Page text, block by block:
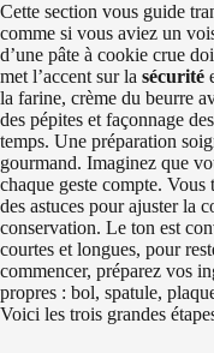
Cette section vous guide
comme si vous aviez un
d’une pâte à cookie crue
met l’accent sur la sécurité
la farine, crème du beurre
des pépites et façonnage
temps. Une préparation
gourmand. Imaginez que
chaque geste compte. Vous
des astuces pour ajuster la
conservation. Le ton est
courtes et longues, pour
commencer, préparez vos
propres : bol, spatule,
Voici les trois grandes